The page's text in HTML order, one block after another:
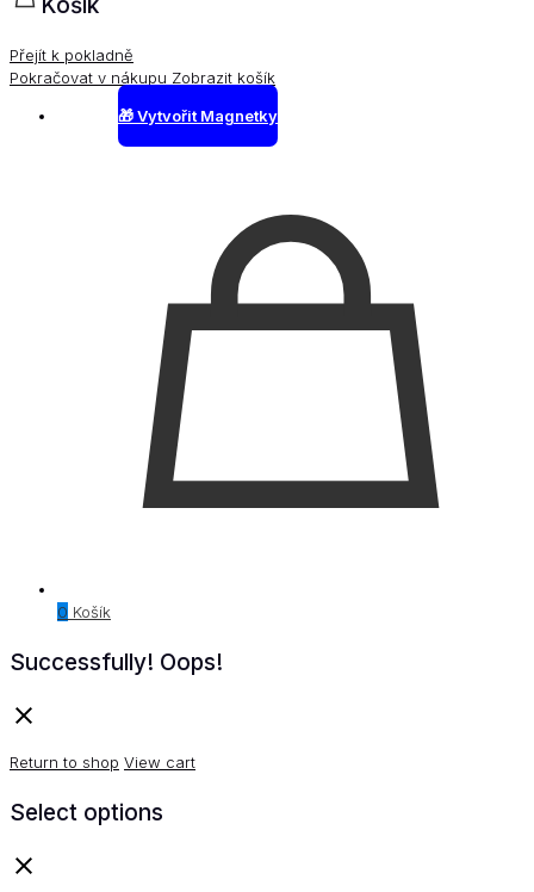
Přejít k pokladně
Pokračovat v nákupu Zobrazit košík
🎁 Vytvořit Magnetky
0 Košík
Successfully! Oops!
Return to shop View cart
Select options